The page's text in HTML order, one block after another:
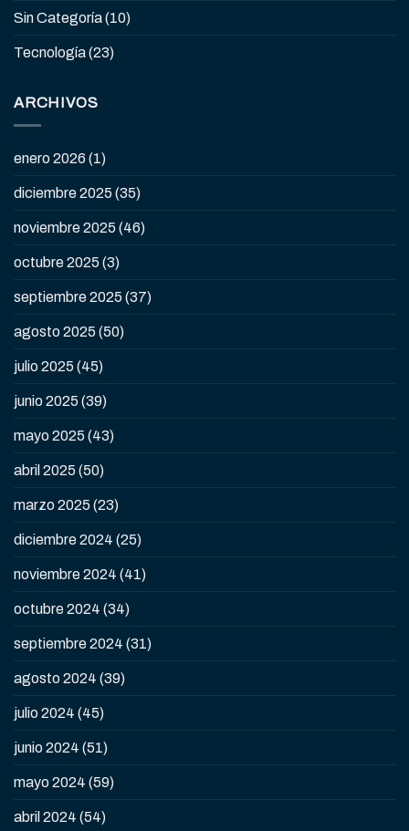
Sin Categoría(10)
Tecnología(23)
ARCHIVOS
enero 2026 (1)
diciembre 2025 (35)
noviembre 2025 (46)
octubre 2025 (3)
septiembre 2025 (37)
agosto 2025 (50)
julio 2025 (45)
junio 2025 (39)
mayo 2025 (43)
abril 2025 (50)
marzo 2025 (23)
diciembre 2024 (25)
noviembre 2024 (41)
octubre 2024 (34)
septiembre 2024 (31)
agosto 2024 (39)
julio 2024 (45)
junio 2024 (51)
mayo 2024 (59)
abril 2024 (54)